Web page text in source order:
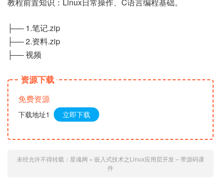
教程前置知识：Linux日常操作、C语言编程基础。
├── 1.笔记.zip
├── 2.资料.zip
├── 视频
资源下载
免费资源
下载地址1 立即下载
未经允许不得转载： 星魂网 » 嵌入式技术之Linux应用层开发 – 带源码课
件